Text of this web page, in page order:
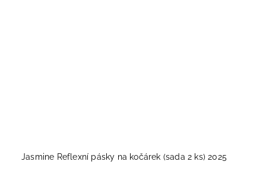
Jasmine Reflexní pásky na kočárek (sada 2 ks) 2025